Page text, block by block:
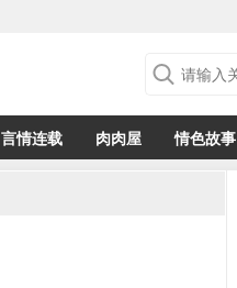
言情连载 肉肉屋 情色故事